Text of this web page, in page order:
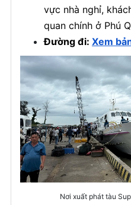
vực nhà nghỉ,
quan chính ở Phú
Đường đi: Xem
Nơi xuất phát tàu